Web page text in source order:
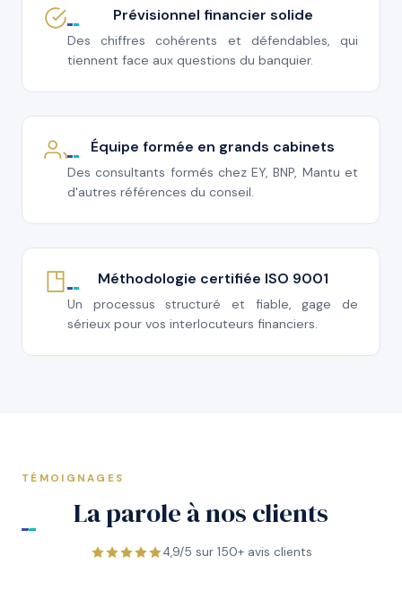
Prévisionnel financier solide
Des chiffres cohérents et défendables, qui
tiennent face aux questions du banquier.
Équipe formée en grands cabinets
Des consultants formés chez EY, BNP, Mantu et
d'autres références du conseil.
Méthodologie certifiée ISO 9001
Un processus structuré et fiable, gage de
sérieux pour vos interlocuteurs financiers.
TÉMOIGNAGES
La parole à nos clients
4,9/5 sur 150+ avis clients